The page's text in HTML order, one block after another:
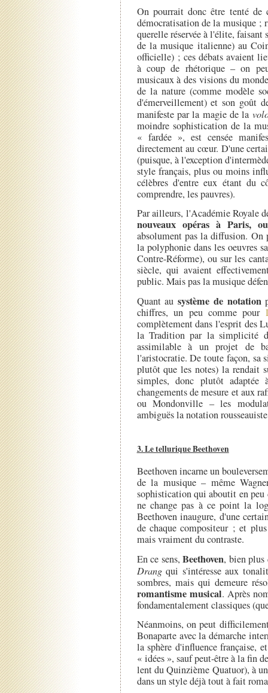
On pourrait donc être tenté de
démocratisation de la musique ;
querelle réservée à l'élite,
de la musique italienne) au
officielle) ; ces débats avaient
à coup de rhétorique – on
musicaux à des visions du
de la nature (comme modèle
d'émerveillement) et son goût
manifeste par la magie de la
moindre sophistication de la
« fardée », est censée
directement au cœur. D'une
(puisque, à l'exception
style français, plus ou moins
célèbres d'entre eux étant du
comprendre, les pauvres).
Par ailleurs, l'Académie Royale
nouveaux opéras à Paris,
absolument pas la diffusion. On
la polyphonie dans les oeuvres
Contre-Réforme), ou sur les
siècle, qui avaient
public. Mais pas la musique
Quant ausystème de notation
chiffres, un peu comme pour
complètement dans l'esprit des
la Tradition par la simplicité
assimilable à un projet de
l'aristocratie. De toute façon, sa
plutôt que les notes) la rendait
simples, donc plutôt adaptée
changements de mesure et aux
ou Mondonville – les
ambiguës la notation
3. Le tellurique Beethoven
Beethoven incarne un
de la musique – même
sophistication qui aboutit en peu
ne change pas à ce point la
Beethoven inaugure, d'une
de chaque compositeur ; et
mais vraiment du contraste.
En ce sens,Beethoven, bien
Drangqui s'intéresse aux
sombres, mais qui demeure
romantisme musical. Après
fondamentalement classiques
Néanmoins, on peut
Bonaparte avec la démarche
la sphère d'influence française,
« idées », sauf peut-être à la fin
lent du Quinzième Quatuor), à
dans un style déjà tout à fait